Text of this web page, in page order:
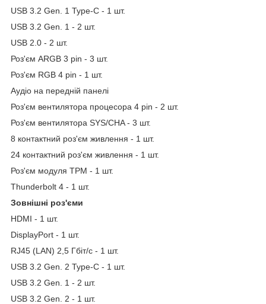
USB 3.2 Gen. 1 Type-C - 1 шт.
USB 3.2 Gen. 1 - 2 шт.
USB 2.0 - 2 шт.
Роз'єм ARGB 3 pin - 3 шт.
Роз'єм RGB 4 pin - 1 шт.
Аудіо на передній панелі
Роз'єм вентилятора процесора 4 pin - 2 шт.
Роз'єм вентилятора SYS/CHA - 3 шт.
8 контактний роз'єм живлення - 1 шт.
24 контактний роз'єм живлення - 1 шт.
Роз'єм модуля TPM - 1 шт.
Thunderbolt 4 - 1 шт.
Зовнішні роз'єми
HDMI - 1 шт.
DisplayPort - 1 шт.
RJ45 (LAN) 2,5 Гбіт/с - 1 шт.
USB 3.2 Gen. 2 Type-C - 1 шт.
USB 3.2 Gen. 1 - 2 шт.
USB 3.2 Gen. 2 - 1 шт.